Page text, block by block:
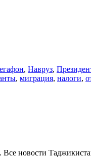
, Навруз,
, миграция, налоги,
новости